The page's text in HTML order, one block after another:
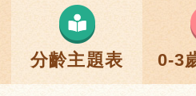
分齡主題表 0-3